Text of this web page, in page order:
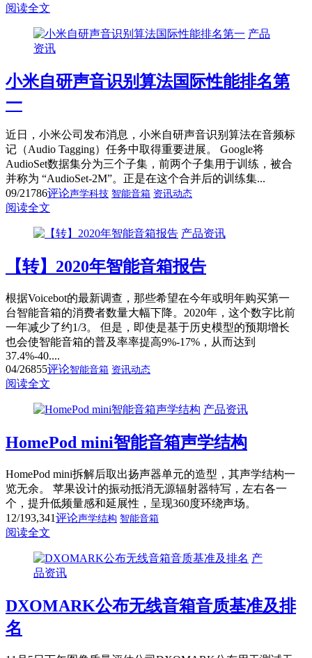
阅读全文
产品
资讯
小米自研声音识别算法国际性能排名第
一
近日，小米公司发布消息，小米自研声音识别算法在音频标
记（Audio Tagging）任务中取得重要进展。 Google将
AudioSet数据集分为三个子集，前两个子集用于训练，被合
并称为 “AudioSet-2M”。正是在这个合并后的训练集...
09/21786评论声学科技 智能音箱 资讯动态
阅读全文
产品资讯
【转】2020年智能音箱报告
根据Voicebot的最新调查，那些希望在今年或明年购买第一
台智能音箱的消费者数量大幅下降。2020年，这个数字比前
一年减少了约1/3。 但是，即使是基于历史模型的预期增长
也会使智能音箱的普及率率提高9%-17%，从而达到
37.4%-40....
04/26855评论智能音箱 资讯动态
阅读全文
产品资讯
HomePod mini智能音箱声学结构
HomePod mini拆解后取出扬声器单元的造型，其声学结构一
览无余。 苹果设计的振动抵消无源辐射器特写，左右各一
个，提升低频量感和延展性，呈现360度环绕声场。
12/193,341评论声学结构 智能音箱
阅读全文
产
品资讯
DXOMARK公布无线音箱音质基准及排
名